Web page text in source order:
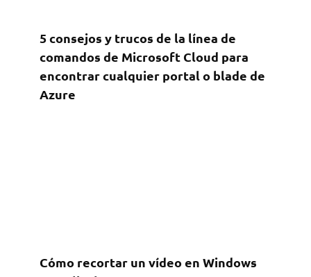
5 consejos y trucos de la línea de
comandos de Microsoft Cloud para
encontrar cualquier portal o blade de
Azure
Cómo recortar un vídeo en Windows